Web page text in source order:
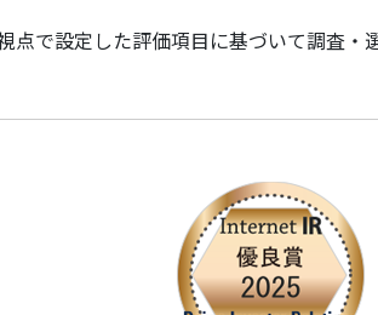
設定した評価項目に基づいて調